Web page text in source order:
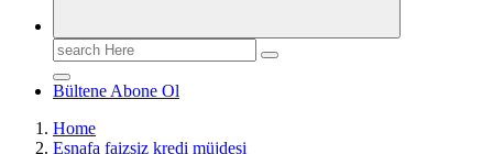
Search
for:
Bültene Abone Ol
Home
Esnafa faizsiz kredi müjdesi